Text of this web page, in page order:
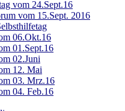
vom 24.Sept.16
vom 15.Sept. 2016
06.Okt.16
01.Sept.16
02.Juni
12. Mai
03. Mrz.16
04. Feb.16